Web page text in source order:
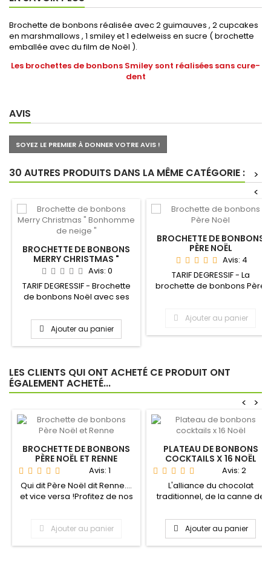
Brochette de bonbons réalisée avec 2 guimauves , 2 cupcakes
en marshmallows , 1 smiley et 1 edelweiss en sucre ( brochette
emballée avec du film de Noël ).
Les brochettes de bonbons Smiley sont réalisées sans cure-
dent
AVIS
SOYEZ LE PREMIER À DONNER VOTRE AVIS !
30 AUTRES PRODUITS DANS LA MÊME CATÉGORIE :
>
<
BROCHETTE DE BONBONS
MERRY CHRISTMAS "
BONHOMME DE NEIGE "
Avis: 0
TARIF DEGRESSIF - Brochette
de bonbons Noël avec ses
Ajouter au panier
BROCHETTE DE BONBONS
PÈRE NOËL
Avis: 4
TARIF DEGRESSIF - La
brochette de bonbons Père
Ajouter au panier
LES CLIENTS QUI ONT ACHETÉ CE PRODUIT ONT
ÉGALEMENT ACHETÉ...
>
<
BROCHETTE DE BONBONS
PÈRE NOËL ET RENNE
Avis: 1
Qui dit Père Noël dit Renne....
et vice versa !Profitez de nos
Ajouter au panier
PLATEAU DE BONBONS
COCKTAILS X 16 NOËL
Avis: 2
L'alliance du chocolat
traditionnel, de la canne de
Ajouter au panier